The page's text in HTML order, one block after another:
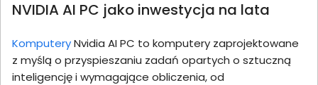
NVIDIA AI PC jako inwestycja na lata
KomputeryNvidia AI PC to komputery zaprojektowane
z myślą o przyspieszaniu zadań opartych o sztuczną
inteligencję i wymagające obliczenia, od